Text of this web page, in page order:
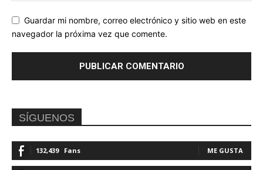
Guardar mi nombre, correo electrónico y sitio web en este
navegador la próxima vez que comente.
SÍGUENOS
132,439 Fans ME GUSTA